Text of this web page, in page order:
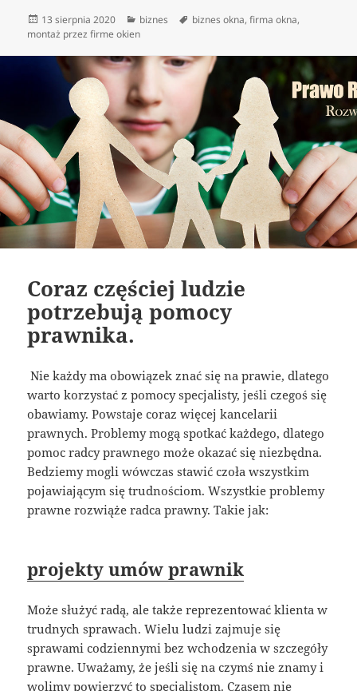
Data
publikacji
13 sierpnia 2020 Kategorie
biznes Tagi
biznes okna,firma okna,
montaż przez firme okien
Coraz częściej ludzie
potrzebują pomocy
prawnika.
Nie każdy ma obowiązek znać się na prawie, dlatego
warto korzystać z pomocy specjalisty, jeśli czegoś się
obawiamy. Powstaje coraz więcej kancelarii
prawnych. Problemy mogą spotkać każdego, dlatego
pomoc radcy prawnego może okazać się niezbędna.
Bedziemy mogli wówczas stawić czoła wszystkim
pojawiającym się trudnościom. Wszystkie problemy
prawne rozwiąże radca prawny. Takie jak:
projekty umów prawnik
Może służyć radą, ale także reprezentować klienta w
trudnych sprawach. Wielu ludzi zajmuje się
sprawami codziennymi bez wchodzenia w szczegóły
prawne. Uważamy, że jeśli się na czymś nie znamy i
wolimy powierzyć to specjalistom. Czasem nie